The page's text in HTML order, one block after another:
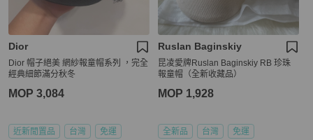
Dior
Dior 帽子絕美 網紗報童帽系列 ，完全
經典細節滿分秋冬
MOP 3,084
近新閒置品 台灣 免運
Ruslan Baginskiy
昆凌愛牌Ruslan Baginskiy RB 珍珠
報童帽（全新收藏品）
MOP 1,928
全新品 台灣 免運